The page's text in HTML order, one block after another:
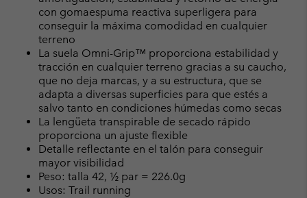
con gomaespuma reactiva superligera para
conseguir la máxima comodidad en cualquier
terreno
La suela Omni-Grip™ proporciona estabilidad y
tracción en cualquier terreno gracias a su caucho,
que no deja marcas, y a su estructura, que se
adapta a diversas superficies para que estés a
salvo tanto en condiciones húmedas como secas
La lengüeta transpirable de secado rápido
proporciona un ajuste flexible
Detalle reflectante en el talón para conseguir
mayor visibilidad
Peso: talla 42, ½ par = 226.0g
Usos: Trail running